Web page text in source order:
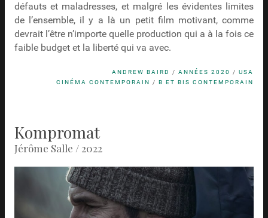
défauts et maladresses, et malgré les évidentes limites
de l’ensemble, il y a là un petit film motivant, comme
devrait l’être n’importe quelle production qui a à la fois ce
faible budget et la liberté qui va avec.
ANDREW BAIRD /ANNÉES 2020 /USA
CINÉMA CONTEMPORAIN /B ET BIS CONTEMPORAIN
Kompromat
Jérôme Salle / 2022